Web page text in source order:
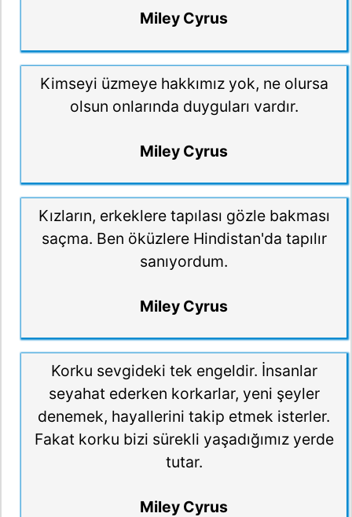
Miley Cyrus
Kimseyi üzmeye hakkımız yok, ne olursa
olsun onlarında duyguları vardır.
Miley Cyrus
Kızların, erkeklere tapılası gözle bakması
saçma. Ben öküzlere Hindistan'da tapılır
sanıyordum.
Miley Cyrus
Korku sevgideki tek engeldir. İnsanlar
seyahat ederken korkarlar, yeni şeyler
denemek, hayallerini takip etmek isterler.
Fakat korku bizi sürekli yaşadığımız yerde
tutar.
Miley Cyrus